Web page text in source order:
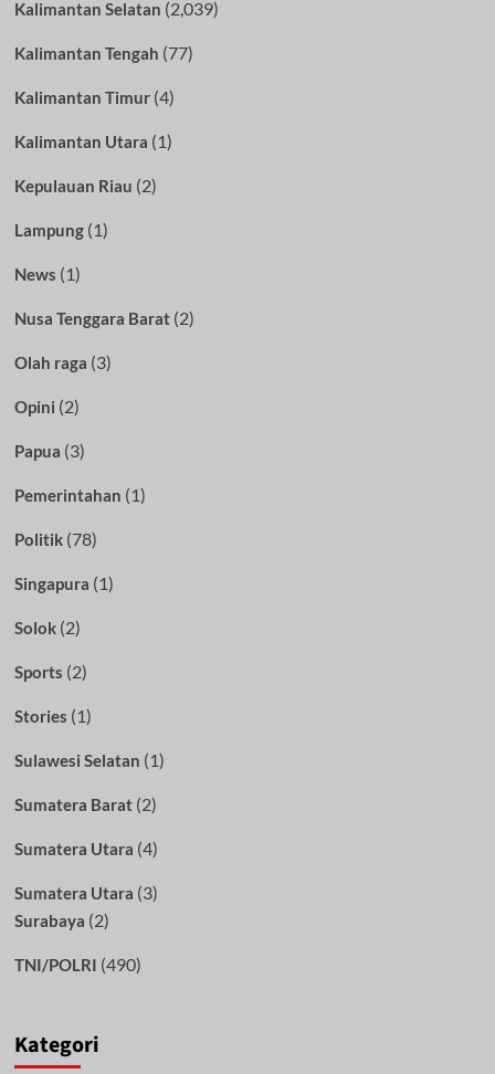
Kalimantan Selatan (2,039)
Kalimantan Tengah (77)
Kalimantan Timur(4)
Kalimantan Utara (1)
Kepulauan Riau (2)
Lampung(1)
News (1)
Nusa Tenggara Barat(2)
Olah raga (3)
Opini (2)
Papua (3)
Pemerintahan (1)
Politik(78)
Singapura (1)
Solok(2)
Sports (2)
Stories (1)
Sulawesi Selatan (1)
Sumatera Barat(2)
Sumatera Utara (4)
Sumatera Utara (3)
Surabaya (2)
TNI/POLRI (490)
Kategori